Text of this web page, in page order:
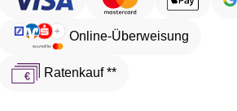
Online-Überweisung
Ratenkauf **